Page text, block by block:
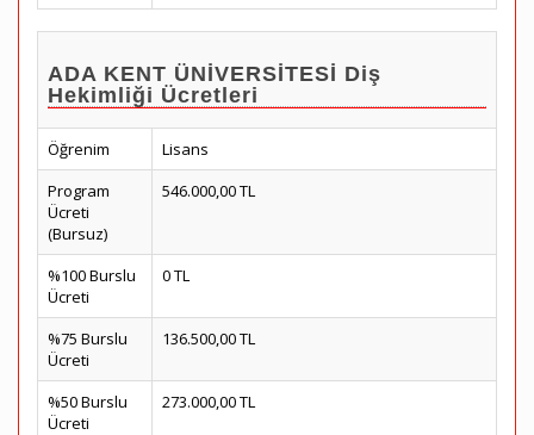
ADA KENT ÜNİVERSİTESİ Diş
Hekimliği Ücretleri
Öğrenim
Lisans
Program
Ücreti
(Bursuz)
546.000,00 TL
%100 Burslu
Ücreti
0 TL
%75 Burslu
Ücreti
136.500,00 TL
%50 Burslu
Ücreti
273.000,00 TL